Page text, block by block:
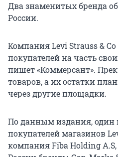
Два знаменитых бренда
России.
Компания Levi Strauss &
покупателей на часть
пишет «Коммерсант».
товаров, а их остатки
через другие площадки.
По данным издания, один
покупателей магазинов
компания Fiba Holding